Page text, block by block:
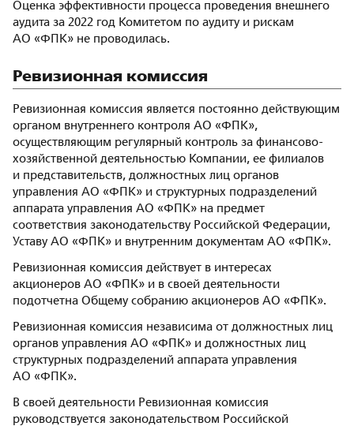
Оценка эффективности процесса проведения внешнего
аудита за 2022 год Комитетом по аудиту и рискам
АО «ФПК» не проводилась.
Ревизионная комиссия
Ревизионная комиссия является постоянно действующим
органом внутреннего контроля АО «ФПК»,
осуществляющим регулярный контроль за финансово-
хозяйственной деятельностью Компании, ее филиалов
и представительств, должностных лиц органов
управления АО «ФПК» и структурных подразделений
аппарата управления АО «ФПК» на предмет
соответствия законодательству Российской Федерации,
Уставу АО «ФПК» и внутренним документам АО «ФПК».
Ревизионная комиссия действует в интересах
акционеров АО «ФПК» и в своей деятельности
подотчетна Общему собранию акционеров АО «ФПК».
Ревизионная комиссия независима от должностных лиц
органов управления АО «ФПК» и должностных лиц
структурных подразделений аппарата управления
АО «ФПК».
В своей деятельности Ревизионная комиссия
руководствуется законодательством Российской